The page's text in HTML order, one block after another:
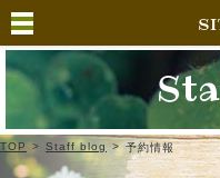
TOP > Staff blog > 予約情報